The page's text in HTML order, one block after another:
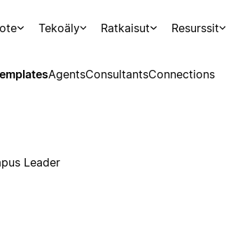
Tekoäly Ratkaisut Resurssit
AgentsConsultantsConnections
Leader